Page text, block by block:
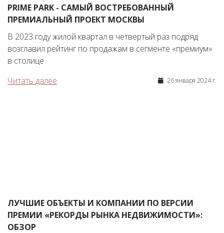
PRIME PARK - САМЫЙ ВОСТРЕБОВАННЫЙ
ПРЕМИАЛЬНЫЙ ПРОЕКТ МОСКВЫ
В 2023 году жилой квартал в четвертый раз подряд
возглавил рейтинг по продажам в сегменте «премиум»
в столице
Читать далее
26 января 2024 г.
ЛУЧШИЕ ОБЪЕКТЫ И КОМПАНИИ ПО ВЕРСИИ
ПРЕМИИ «РЕКОРДЫ РЫНКА НЕДВИЖИМОСТИ»:
ОБЗОР